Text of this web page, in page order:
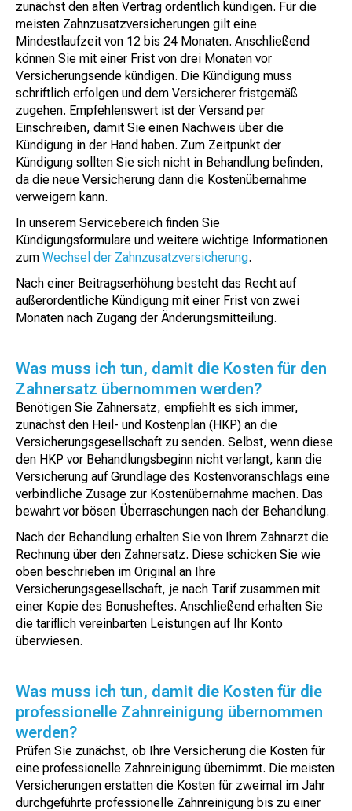
zunächst den alten Vertrag ordentlich kündigen. Für die
meisten Zahnzusatzversicherungen gilt eine
Mindestlaufzeit von 12 bis 24 Monaten. Anschließend
können Sie mit einer Frist von drei Monaten vor
Versicherungsende kündigen. Die Kündigung muss
schriftlich erfolgen und dem Versicherer fristgemäß
zugehen. Empfehlenswert ist der Versand per
Einschreiben, damit Sie einen Nachweis über die
Kündigung in der Hand haben. Zum Zeitpunkt der
Kündigung sollten Sie sich nicht in Behandlung befinden,
da die neue Versicherung dann die Kostenübernahme
verweigern kann.
In unserem Servicebereich finden Sie
Kündigungsformulare und weitere wichtige Informationen
zum Wechsel der Zahnzusatzversicherung.
Nach einer Beitragserhöhung besteht das Recht auf
außerordentliche Kündigung mit einer Frist von zwei
Monaten nach Zugang der Änderungsmitteilung.
Was muss ich tun, damit die Kosten für den
Zahnersatz übernommen werden?
Benötigen Sie Zahnersatz, empfiehlt es sich immer,
zunächst den Heil- und Kostenplan (HKP) an die
Versicherungsgesellschaft zu senden. Selbst, wenn diese
den HKP vor Behandlungsbeginn nicht verlangt, kann die
Versicherung auf Grundlage des Kostenvoranschlags eine
verbindliche Zusage zur Kostenübernahme machen. Das
bewahrt vor bösen Überraschungen nach der Behandlung.
Nach der Behandlung erhalten Sie von Ihrem Zahnarzt die
Rechnung über den Zahnersatz. Diese schicken Sie wie
oben beschrieben im Original an Ihre
Versicherungsgesellschaft, je nach Tarif zusammen mit
einer Kopie des Bonusheftes. Anschließend erhalten Sie
die tariflich vereinbarten Leistungen auf Ihr Konto
überwiesen.
Was muss ich tun, damit die Kosten für die
professionelle Zahnreinigung übernommen
werden?
Prüfen Sie zunächst, ob Ihre Versicherung die Kosten für
eine professionelle Zahnreinigung übernimmt. Die meisten
Versicherungen erstatten die Kosten für zweimal im Jahr
durchgeführte professionelle Zahnreinigung bis zu einer